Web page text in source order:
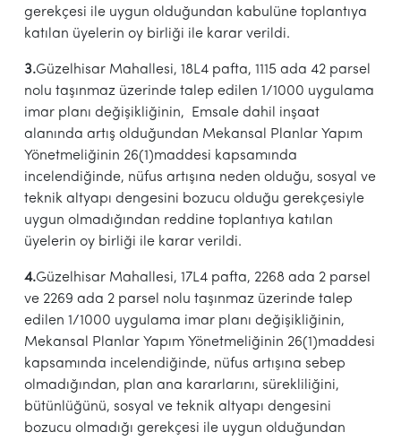
gerekçesi ile uygun olduğundan kabulüne toplantıya
katılan üyelerin oy birliği ile karar verildi.
3.Güzelhisar Mahallesi, 18L4 pafta, 1115 ada 42 parsel
nolu taşınmaz üzerinde talep edilen 1/1000 uygulama
imar planı değişikliğinin, Emsale dahil inşaat
alanında artış olduğundan Mekansal Planlar Yapım
Yönetmeliğinin 26(1)maddesi kapsamında
incelendiğinde, nüfus artışına neden olduğu, sosyal ve
teknik altyapı dengesini bozucu olduğu gerekçesiyle
uygun olmadığından reddine toplantıya katılan
üyelerin oy birliği ile karar verildi.
4.Güzelhisar Mahallesi, 17L4 pafta, 2268 ada 2 parsel
ve 2269 ada 2 parsel nolu taşınmaz üzerinde talep
edilen 1/1000 uygulama imar planı değişikliğinin,
Mekansal Planlar Yapım Yönetmeliğinin 26(1)maddesi
kapsamında incelendiğinde, nüfus artışına sebep
olmadığından, plan ana kararlarını, sürekliliğini,
bütünlüğünü, sosyal ve teknik altyapı dengesini
bozucu olmadığı gerekçesi ile uygun olduğundan